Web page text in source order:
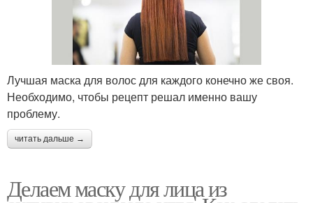
Лучшая маска для волос для каждого конечно же своя.
Необходимо, чтобы рецепт решал именно вашу
проблему.
читать дальше →
Делаем маску для лица из